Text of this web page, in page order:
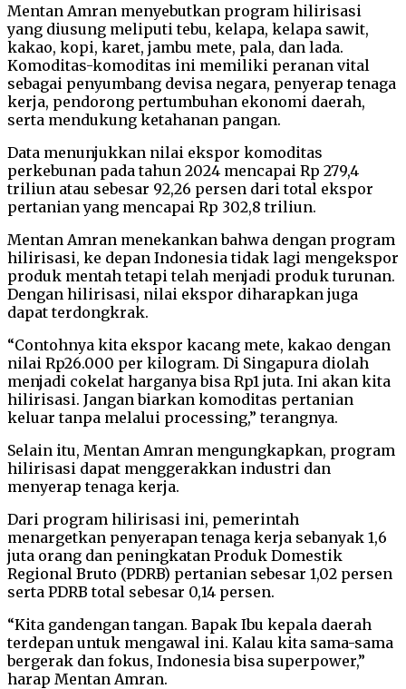
Mentan Amran menyebutkan program hilirisasi
yang diusung meliputi tebu, kelapa, kelapa sawit,
kakao, kopi, karet, jambu mete, pala, dan lada.
Komoditas-komoditas ini memiliki peranan vital
sebagai penyumbang devisa negara, penyerap tenaga
kerja, pendorong pertumbuhan ekonomi daerah,
serta mendukung ketahanan pangan.
Data menunjukkan nilai ekspor komoditas
perkebunan pada tahun 2024 mencapai Rp 279,4
triliun atau sebesar 92,26 persen dari total ekspor
pertanian yang mencapai Rp 302,8 triliun.
Mentan Amran menekankan bahwa dengan program
hilirisasi, ke depan Indonesia tidak lagi mengekspor
produk mentah tetapi telah menjadi produk turunan.
Dengan hilirisasi, nilai ekspor diharapkan juga
dapat terdongkrak.
“Contohnya kita ekspor kacang mete, kakao dengan
nilai Rp26.000 per kilogram. Di Singapura diolah
menjadi cokelat harganya bisa Rp1 juta. Ini akan kita
hilirisasi. Jangan biarkan komoditas pertanian
keluar tanpa melalui processing,” terangnya.
Selain itu, Mentan Amran mengungkapkan, program
hilirisasi dapat menggerakkan industri dan
menyerap tenaga kerja.
Dari program hilirisasi ini, pemerintah
menargetkan penyerapan tenaga kerja sebanyak 1,6
juta orang dan peningkatan Produk Domestik
Regional Bruto (PDRB) pertanian sebesar 1,02 persen
serta PDRB total sebesar 0,14 persen.
“Kita gandengan tangan. Bapak Ibu kepala daerah
terdepan untuk mengawal ini. Kalau kita sama-sama
bergerak dan fokus, Indonesia bisa superpower,”
harap Mentan Amran.